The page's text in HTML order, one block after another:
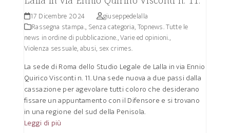
17 Dicembre 2024
giuseppedelalla
Rassegna stampa., Senza categoria,Topnews. Tutte le
news in ordine di pubblicazione.,Varie ed opinioni.,
Violenza sessuale, abusi, sex crimes.
La sede di Roma dello Studio Legale de Lalla in via Ennio
Quirico Visconti n. 11. Una sede nuova a due passi dalla
cassazione per agevolare tutti coloro che desiderano
fissare un appuntamento con il Difensore e si trovano
in una regione del sud della Penisola.
Leggi di più